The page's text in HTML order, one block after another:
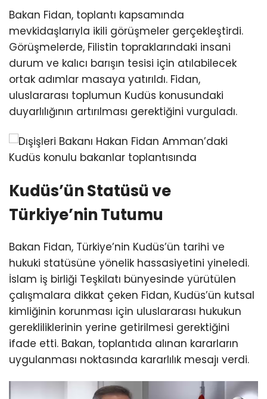
Bakan Fidan, toplantı kapsamında
mevkidaşlarıyla ikili görüşmeler gerçekleştirdi.
Görüşmelerde, Filistin topraklarındaki insani
durum ve kalıcı barışın tesisi için atılabilecek
ortak adımlar masaya yatırıldı. Fidan,
uluslararası toplumun Kudüs konusundaki
duyarlılığının artırılması gerektiğini vurguladı.
Kudüs’ün Statüsü ve
Türkiye’nin Tutumu
Bakan Fidan, Türkiye’nin Kudüs’ün tarihi ve
hukuki statüsüne yönelik hassasiyetini yineledi.
İslam iş birliği Teşkilatı bünyesinde yürütülen
çalışmalara dikkat çeken Fidan, Kudüs’ün kutsal
kimliğinin korunması için uluslararası hukukun
gerekliliklerinin yerine getirilmesi gerektiğini
ifade etti. Bakan, toplantıda alınan kararların
uygulanması noktasında kararlılık mesajı verdi.